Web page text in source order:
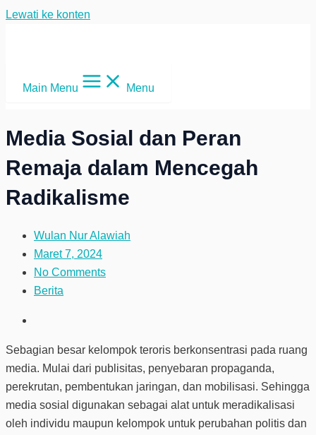
Lewati ke konten
Main Menu Menu
Media Sosial dan Peran
Remaja dalam Mencegah
Radikalisme
Wulan Nur Alawiah
Maret 7, 2024
No Comments
Berita
Sebagian besar kelompok teroris berkonsentrasi pada ruang
media. Mulai dari publisitas, penyebaran propaganda,
perekrutan, pembentukan jaringan, dan mobilisasi. Sehingga
media sosial digunakan sebagai alat untuk meradikalisasi
oleh individu maupun kelompok untuk perubahan politis dan